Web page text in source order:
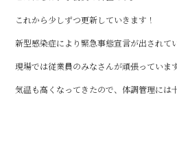
c
e
b
o
o
e
これから少しずつ更新していきます！
新型感染症により緊急事態宣言が出されて
現場では従業員のみなさんが頑張っていま
気温も高くなってきたので、体調管理には